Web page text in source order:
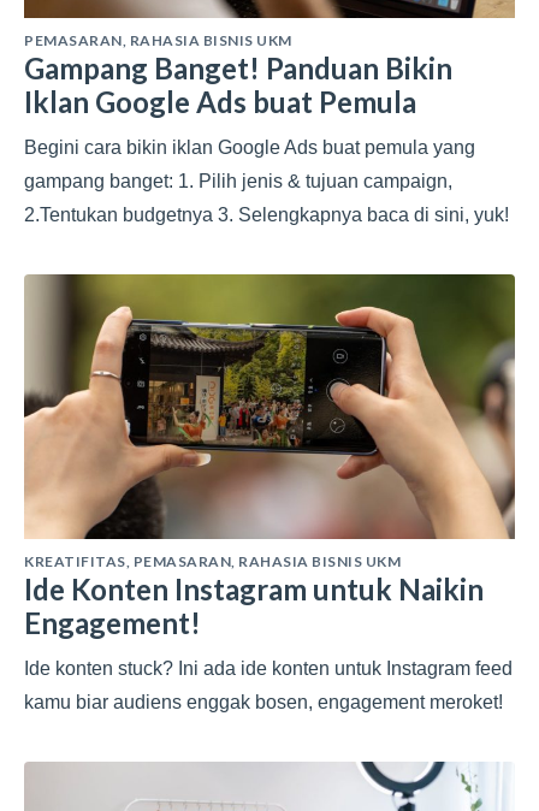
PEMASARAN, RAHASIA BISNIS UKM
Gampang Banget! Panduan Bikin
Iklan Google Ads buat Pemula
Begini cara bikin iklan Google Ads buat pemula yang
gampang banget: 1. Pilih jenis & tujuan campaign,
2.Tentukan budgetnya 3. Selengkapnya baca di sini, yuk!
KREATIFITAS, PEMASARAN, RAHASIA BISNIS UKM
Ide Konten Instagram untuk Naikin
Engagement!
Ide konten stuck? Ini ada ide konten untuk Instagram feed
kamu biar audiens enggak bosen, engagement meroket!